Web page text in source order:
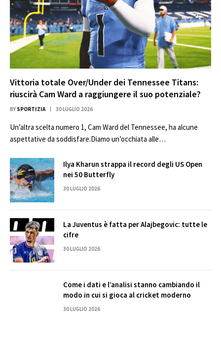
Vittoria totale Over/Under dei Tennessee Titans:
riuscirà Cam Ward a raggiungere il suo potenziale?
BY SPORTIZIA 30 LUGLIO 2026
Un’altra scelta numero 1, Cam Ward del Tennessee, ha alcune
aspettative da soddisfare.Diamo un’occhiata alle…
Ilya Kharun strappa il record degli US Open
nei 50 Butterfly
30 LUGLIO 2026
La Juventus è fatta per Alajbegovic: tutte le
cifre
30 LUGLIO 2026
Come i dati e l’analisi stanno cambiando il
modo in cui si gioca al cricket moderno
30 LUGLIO 2026